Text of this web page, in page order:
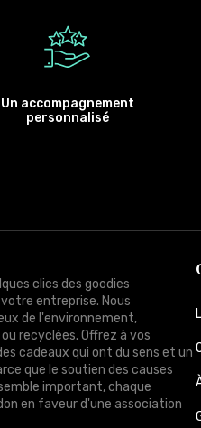
Un accompagnement
personnalisé
clics des goodies
entreprise. Nous
de l'environnement,
recyclées. Offrez à vos
cadeaux qui ont du sens et un
que le soutien des causes
important, chaque
en faveur d'une association